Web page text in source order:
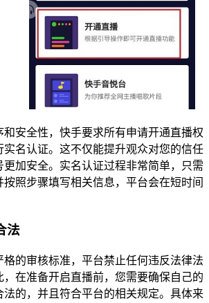
和安全性，快手要求所有申请开通直播权
实名认证。这不仅能提升观众对您的信任
更加安全。实名认证过程非常简单，只需
按照步骤填写相关信息，平台会在短时间
法
的审核标准，平台禁止任何违反法律法
在准备开启直播前，您需要确保自己的
法的，并且符合平台的相关规定。具体来